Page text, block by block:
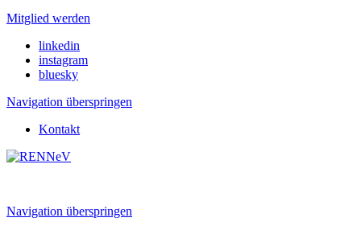
Mitglied werden
linkedin
instagram
bluesky
Navigation überspringen
Kontakt
Navigation überspringen